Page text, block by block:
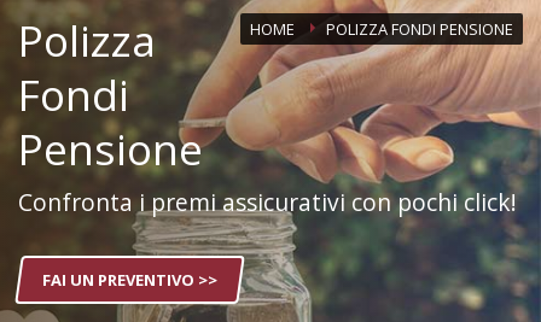
HOME POLIZZA FONDI PENSIONE
Polizza
Fondi
Pensione
Confronta i premi assicurativi con pochi click!
FAI UN PREVENTIVO >>